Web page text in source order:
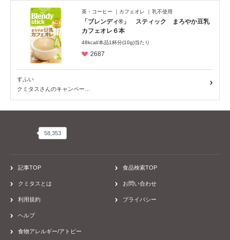
茶・コーヒー カフェオレ 乳不使用
「ブレンディ®」 スティック まろやか豆乳
カフェオレ６本
48kcal/本品1杯分(10g)当たり
2687
すふい
クミタスさんのキャンペー…
58,353
記事TOP 食品検索TOP
クミタスとは お問い合わせ
利用規約 プライバシー
ヘルプ
食物アレルギー/アトピー